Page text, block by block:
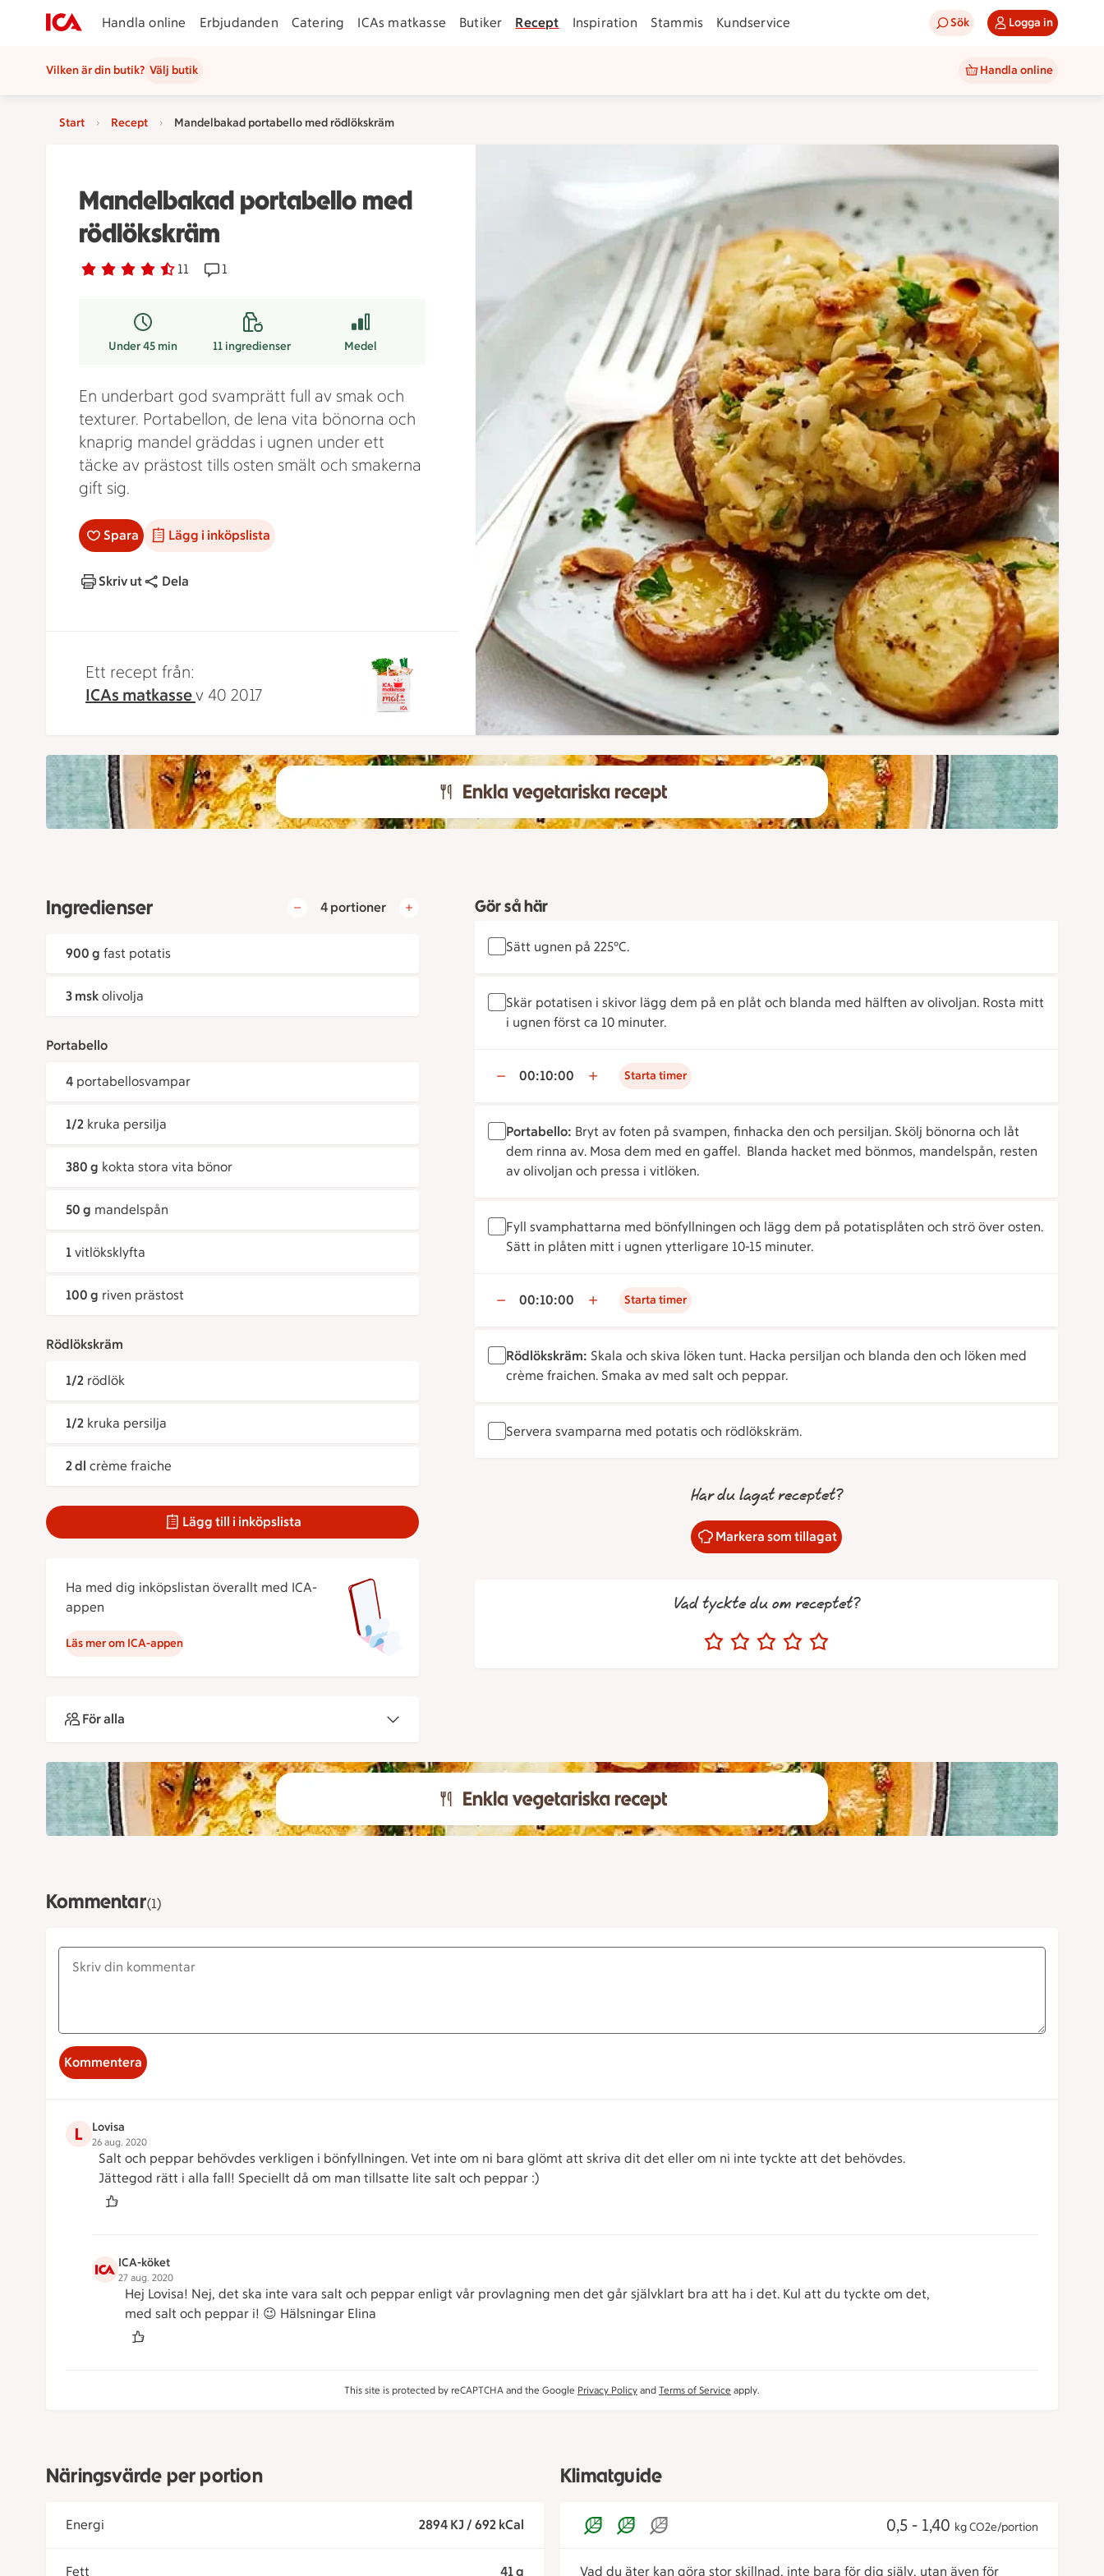
Handla online Erbjudanden Catering ICAs matkasse Butiker Recept Inspiration Stammis Kundservice Sök Logga in
Vilken är din butik? Välj butik Handla online
Start Recept Mandelbakad portabello med rödlökskräm
Mandelbakad portabello med
rödlökskräm
Betyg 4.2 av 5. 11
11 personer har röstatReceptet har 1 kommentarer
1
Under 45 min 11ingredienser Medel
En underbart god svamprätt full av smak och
texturer. Portabellon, de lena vita bönorna och
knaprig mandel gräddas i ugnen under ett
täcke av prästost tills osten smält och smakerna
gift sig.
Spara Lägg i inköpslista
Skriv ut Dela
Ett recept från:
ICAs matkassev 40 2017
Ingredienser 4 portioner
900 g fast potatis
3 msk olivolja
Portabello
4 portabellosvampar
1/2 kruka persilja
380 g kokta stora vita bönor
50 g mandelspån
1 vitlöksklyfta
100 g riven prästost
Rödlökskräm
1/2 rödlök
1/2 kruka persilja
2 dl crème fraiche
Lägg till i inköpslista
Ha med dig inköpslistan överallt med ICA-
appen
Läs mer om ICA-appen
För alla
Gör så här
Sätt ugnen på 225°C.
Skär potatisen i skivor lägg dem på en plåt och blanda med hälften av olivoljan. Rosta mitt
i ugnen först ca 10 minuter.
00:10:00 Starta timer
Portabello: Bryt av foten på svampen, finhacka den och persiljan. Skölj bönorna och låt
dem rinna av. Mosa dem med en gaffel. Blanda hacket med bönmos, mandelspån, resten
av olivoljan och pressa i vitlöken.
Fyll svamphattarna med bönfyllningen och lägg dem på potatisplåten och strö över osten.
Sätt in plåten mitt i ugnen ytterligare 10-15 minuter.
00:10:00 Starta timer
Rödlökskräm: Skala och skiva löken tunt. Hacka persiljan och blanda den och löken med
crème fraichen. Smaka av med salt och peppar.
Servera svamparna med potatis och rödlökskräm.
Har du lagat receptet?
Markera som tillagat
Vad tyckte du om receptet?
Kommentar(1)
Kommentera
L Lovisa
26 aug. 2020
Salt och peppar behövdes verkligen i bönfyllningen. Vet inte om ni bara glömt att skriva dit det eller om ni inte tyckte att det behövdes.
Jättegod rätt i alla fall! Speciellt då om man tillsatte lite salt och peppar :)
ICA-köket
27 aug. 2020
Hej Lovisa! Nej, det ska inte vara salt och peppar enligt vår provlagning men det går självklart bra att ha i det. Kul att du tyckte om det,
med salt och peppar i! 😉 Hälsningar Elina
This site is protected by reCAPTCHA and the Google Privacy Policy and Terms of Service apply.
Näringsvärde per portion
Energi 2894 KJ / 692 kCal
Fett 41 g
Klimatguide
0,5 - 1,40 kg CO2e/portion
Vad du äter kan göra stor skillnad, inte bara för dig själv, utan även för